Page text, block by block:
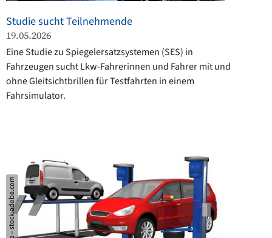
Studie sucht Teilnehmende
19.05.2026
Eine Studie zu Spiegelersatzsystemen (SES) in
Fahrzeugen sucht Lkw-Fahrerinnen und Fahrer mit und
ohne Gleitsichtbrillen für Testfahrten in einem
Fahrsimulator.